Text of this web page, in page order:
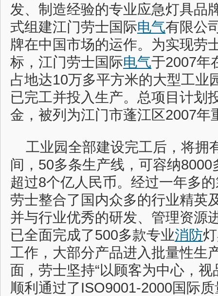
发、制造经验的专业应急灯具品
式组建江门劳士国际电气有限公
牌在中国市场的运作。为实现劳
标，江门劳士国际电气于2007年
占地达10万多平方米的大型工业
已完工并投入生产。总项目计划
金，被列为江门市蓬江区2007年
工业园全部建设完工后，将拥
间，50多条生产线，可容纳
超过8个亿人民币。经过一年多
劳士整合了国内众多的行业精英
并与行业优秀的研发、管理资源
已全面完成了500多款专业消防
工作，大部分产品进入批量性生
面，劳士坚持“以顾客为中心，视
顺利通过了ISO9001-2000国际